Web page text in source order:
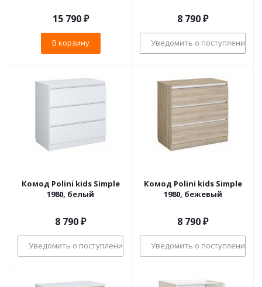
15 790₽
В корзину
8 790₽
Уведомить о поступлении
Комод Polini kids Simple
1980, белый
8 790₽
Уведомить о поступлении
Комод Polini kids Simple
1980, бежевый
8 790₽
Уведомить о поступлении